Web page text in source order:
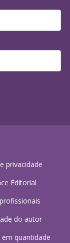
privacidade
Editorial
do autor
quantidade